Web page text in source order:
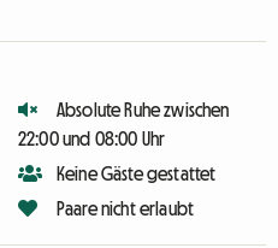
Absolute Ruhe zwischen
22:00 und 08:00 Uhr
Keine Gäste gestattet
Paare nicht erlaubt